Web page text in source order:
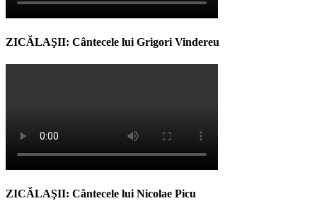
ZICĂLAŞII: Cântecele lui Grigori Vindereu
ZICĂLAŞII: Cântecele lui Nicolae Picu